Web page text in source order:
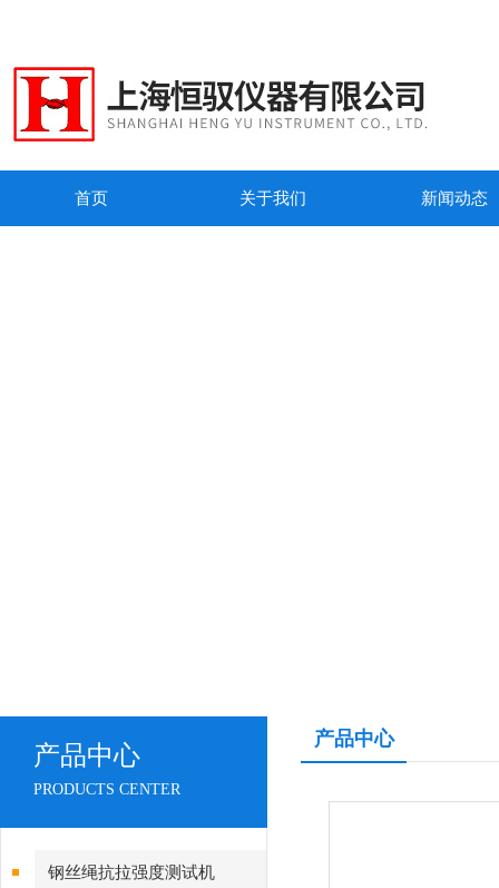
首页 关于我们 新闻动态
产品中心
PRODUCTS CENTER
钢丝绳抗拉强度测试机
产品中心